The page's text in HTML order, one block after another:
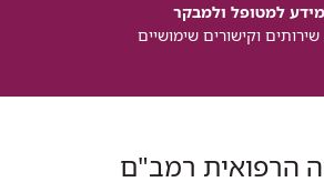
מידע למטופל ולמבקר
וקישורים שימושיים
הרפואית רמב"ם